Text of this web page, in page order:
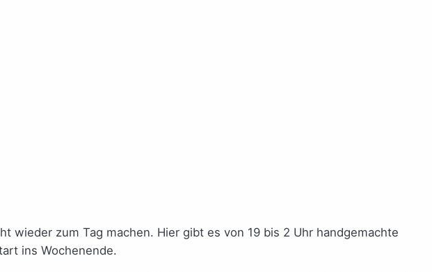
wieder zum Tag machen. Hier gibt es von 19 bis 2 Uhr handgemachte
ins Wochenende.